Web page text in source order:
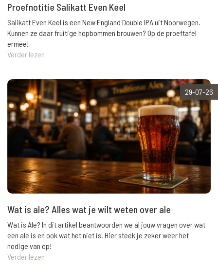
Proefnotitie Salikatt Even Keel
Salikatt Even Keel is een New England Double IPA uit Noorwegen.
Kunnen ze daar fruitige hopbommen brouwen? Op de proeftafel
ermee!
Verder lezen
29-07-26
Wat is ale? Alles wat je wilt weten over ale
Wat is Ale? In dit artikel beantwoorden we al jouw vragen over wat
een ale is en ook wat het niet is. Hier steek je zeker weer het
nodige van op!
Verder lezen